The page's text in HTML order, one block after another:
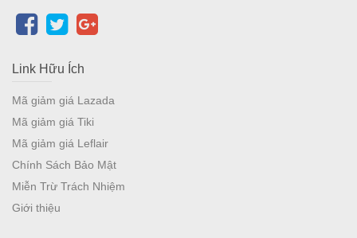
Link Hữu Ích
Mã giảm giá Lazada
Mã giảm giá Tiki
Mã giảm giá Leflair
Chính Sách Bảo Mật
Miễn Trừ Trách Nhiệm
Giới thiệu